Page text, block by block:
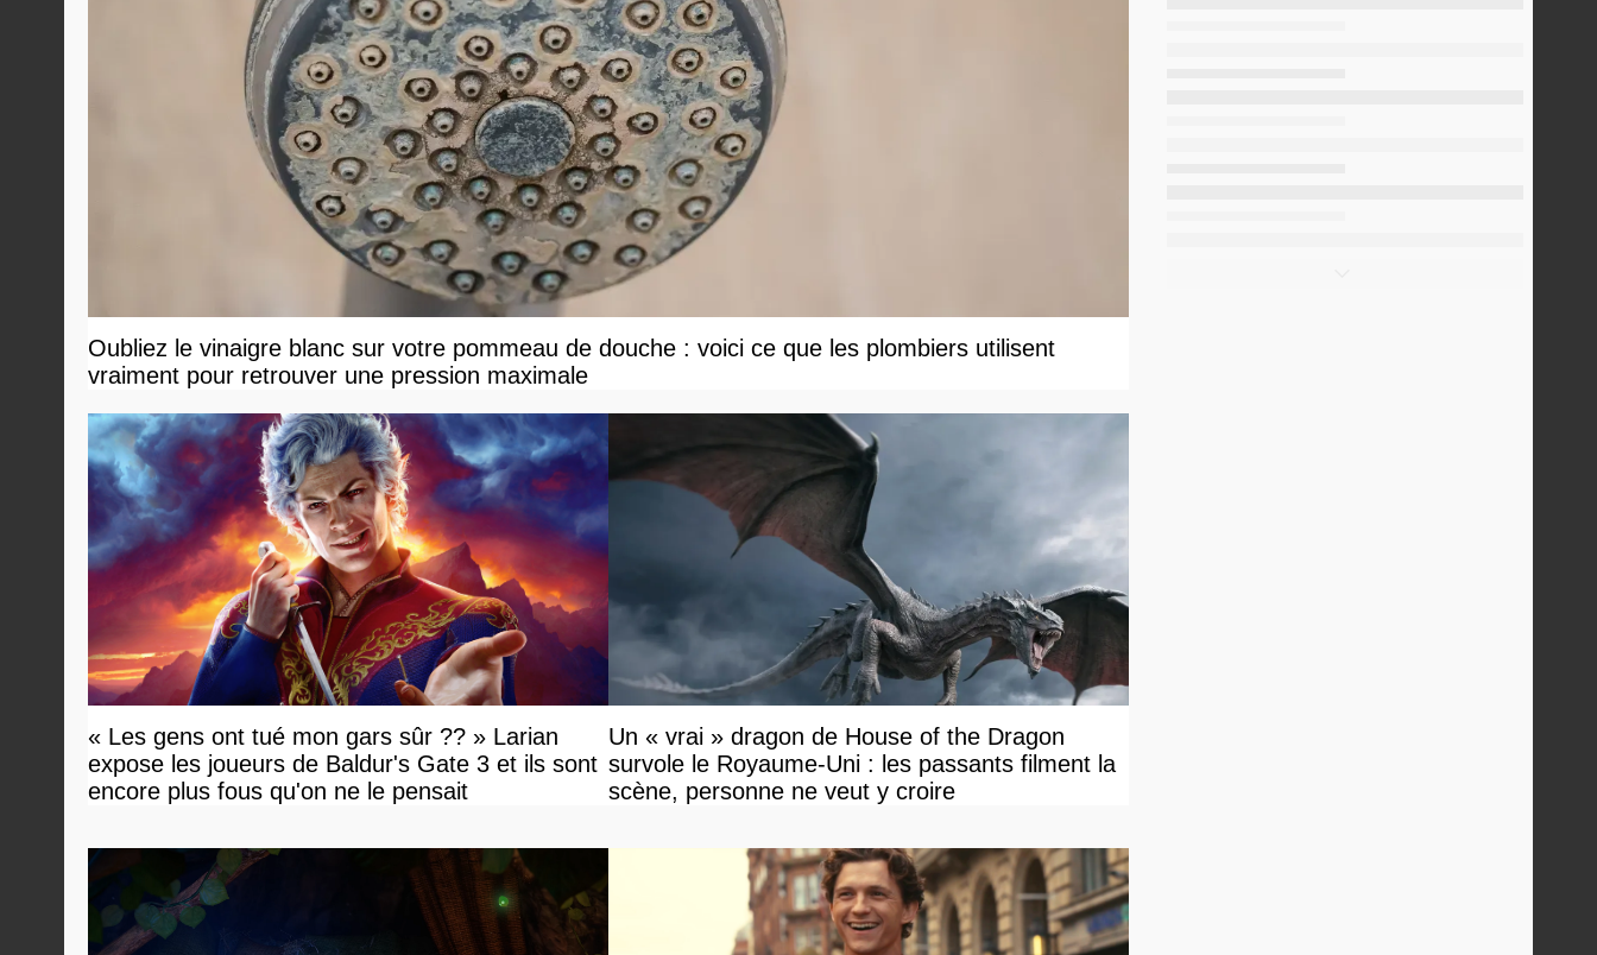
Oubliez le vinaigre blanc sur votre pommeau de douche : voici ce que les plombiers utilisent
vraiment pour retrouver une pression maximale
« Les gens ont tué mon gars sûr ?? » Larian
expose les joueurs de Baldur's Gate 3 et ils sont
encore plus fous qu'on ne le pensait
Un « vrai » dragon de House of the Dragon
survole le Royaume-Uni : les passants filment la
scène, personne ne veut y croire